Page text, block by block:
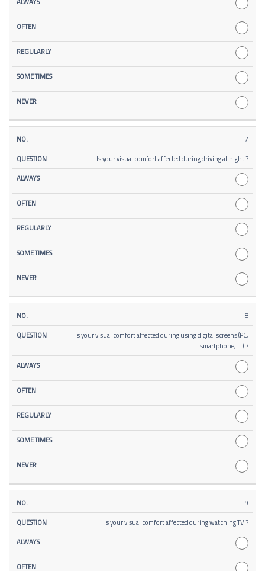
7
Is your visual comfort affected during driving at night ?
8
Is your visual comfort affected during using digital screens (PC,
smartphone, …) ?
9
Is your visual comfort affected during watching TV ?